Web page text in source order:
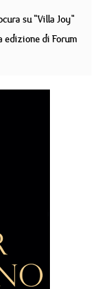
su "Villa Joy"
edizione di Forum